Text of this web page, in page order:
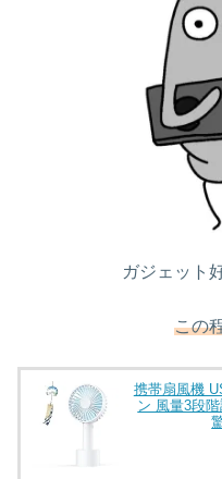
ガジェット
この
携帯扇風機
ン 風量3段